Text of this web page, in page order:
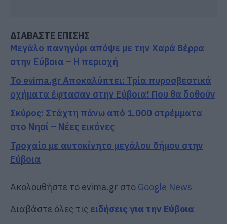
ΔΙΑΒΑΣΤΕ ΕΠΙΣΗΣ
Μεγάλο πανηγύρι απόψε με την Χαρά Βέρρα
στην Εύβοια – Η περιοχή
Το evima.gr Αποκαλύπτει: Τρία πυροσβεστικά
οχήματα έφτασαν στην Εύβοια! Που θα δοθούν
Σκύρος: Στάχτη πάνω από 1.000 στρέμματα
στο Νησί – Νέες εικόνες
Τροχαίο με αυτοκίνητο μεγάλου δήμου στην
Εύβοια
Ακολουθήστε το evima.gr στο Google News
Διαβάστε όλες τις ειδήσεις για την Εύβοια